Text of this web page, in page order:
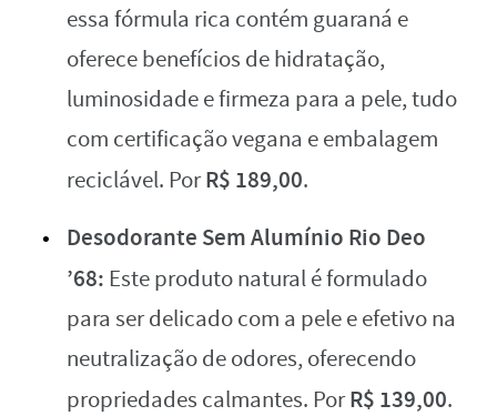
essa fórmula rica contém guaraná e
oferece benefícios de hidratação,
luminosidade e firmeza para a pele, tudo
com certificação vegana e embalagem
reciclável. PorR$ 189,00.
Desodorante Sem Alumínio Rio Deo
’68: Este produto natural é formulado
para ser delicado com a pele e efetivo na
neutralização de odores, oferecendo
propriedades calmantes. PorR$ 139,00.